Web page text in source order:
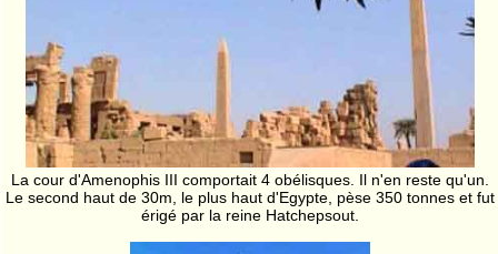
La cour d'Amenophis III comportait 4 obélisques. Il n'en reste qu'un.
Le second haut de 30m, le plus haut d'Egypte, pèse 350 tonnes et fut
érigé par la reine Hatchepsout.